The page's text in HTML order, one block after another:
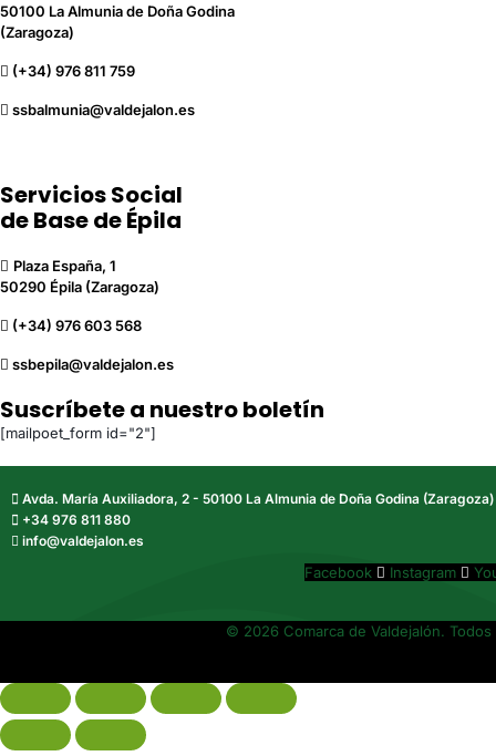
50100 La Almunia de Doña Godina
(Zaragoza)
(+34) 976 811 759
ssbalmunia@valdejalon.es
Servicios Social
de Base de Épila
Plaza España, 1
50290 Épila (Zaragoza)
(+34) 976 603 568
ssbepila@valdejalon.es
Suscríbete a nuestro boletín
[mailpoet_form id="2"]
Avda. María Auxiliadora, 2 - 50100 La Almunia de Doña Godina (Zaragoza)
+34 976 811 880
info@valdejalon.es
Facebook Instagram
© 2026 Comarca de Valdejalón.